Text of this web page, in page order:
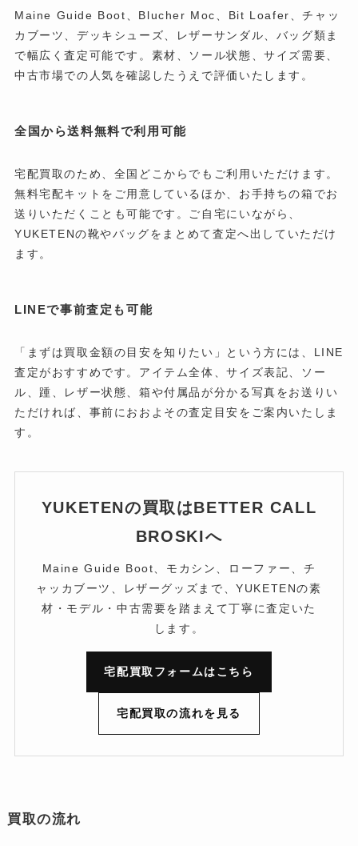
Maine Guide Boot、Blucher Moc、Bit Loafer、チャッ
カブーツ、デッキシューズ、レザーサンダル、バッグ類ま
で幅広く査定可能です。素材、ソール状態、サイズ需要、
中古市場での人気を確認したうえで評価いたします。
全国から送料無料で利用可能
宅配買取のため、全国どこからでもご利用いただけます。
無料宅配キットをご用意しているほか、お手持ちの箱でお
送りいただくことも可能です。ご自宅にいながら、
YUKETENの靴やバッグをまとめて査定へ出していただけ
ます。
LINEで事前査定も可能
「まずは買取金額の目安を知りたい」という方には、LINE
査定がおすすめです。アイテム全体、サイズ表記、ソー
ル、踵、レザー状態、箱や付属品が分かる写真をお送りい
ただければ、事前におおよその査定目安をご案内いたしま
す。
YUKETENの買取はBETTER CALL
BROSKIへ
Maine Guide Boot、モカシン、ローファー、チ
ャッカブーツ、レザーグッズまで、YUKETENの素
材・モデル・中古需要を踏まえて丁寧に査定いた
します。
宅配買取フォームはこちら
宅配買取の流れを見る
買取の流れ